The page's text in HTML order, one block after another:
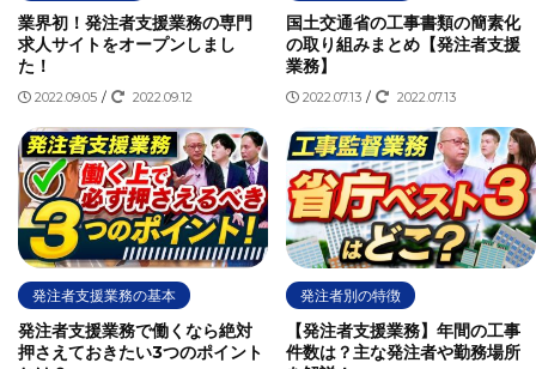
業界初！発注者支援業務の専門
求人サイトをオープンしまし
た！
2022.09.05 / 2022.09.12
国土交通省の工事書類の簡素化
の取り組みまとめ【発注者支援
業務】
2022.07.13 / 2022.07.13
発注者支援業務の基本
発注者支援業務で働くなら絶対
押さえておきたい3つのポイント
発注者別の特徴
【発注者支援業務】年間の工事
件数は？主な発注者や勤務場所